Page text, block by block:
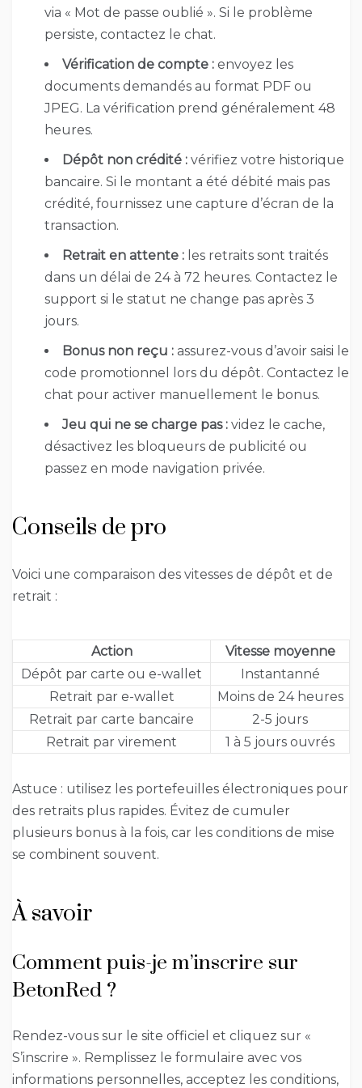
via « Mot de passe oublié ». Si le problème
persiste, contactez le chat.
Vérification de compte : envoyez les
documents demandés au format PDF ou
JPEG. La vérification prend généralement 48
heures.
Dépôt non crédité : vérifiez votre historique
bancaire. Si le montant a été débité mais pas
crédité, fournissez une capture d’écran de la
transaction.
Retrait en attente : les retraits sont traités
dans un délai de 24 à 72 heures. Contactez le
support si le statut ne change pas après 3
jours.
Bonus non reçu : assurez-vous d’avoir saisi le
code promotionnel lors du dépôt. Contactez le
chat pour activer manuellement le bonus.
Jeu qui ne se charge pas : videz le cache,
désactivez les bloqueurs de publicité ou
passez en mode navigation privée.
Conseils de pro
Voici une comparaison des vitesses de dépôt et de
retrait :
Action
Vitesse moyenne
Dépôt par carte ou e-wallet
Instantanné
Retrait par e-wallet
Moins de 24 heures
Retrait par carte bancaire
2-5 jours
Retrait par virement
1 à 5 jours ouvrés
Astuce : utilisez les portefeuilles électroniques pour
des retraits plus rapides. Évitez de cumuler
plusieurs bonus à la fois, car les conditions de mise
se combinent souvent.
À savoir
Comment puis-je m’inscrire sur
BetonRed ?
Rendez-vous sur le site officiel et cliquez sur «
S’inscrire ». Remplissez le formulaire avec vos
informations personnelles, acceptez les conditions,